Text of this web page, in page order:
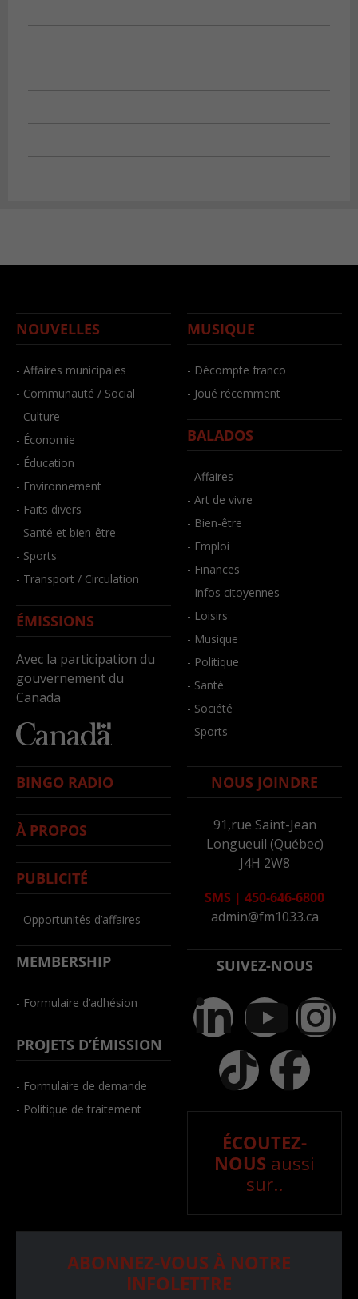
NOUVELLES
- Affaires municipales
- Communauté / Social
- Culture
- Économie
- Éducation
- Environnement
- Faits divers
- Santé et bien-être
- Sports
- Transport / Circulation
ÉMISSIONS
Avec la participation du
gouvernement du
Canada
MUSIQUE
- Décompte franco
- Joué récemment
BALADOS
- Affaires
- Art de vivre
- Bien-être
- Emploi
- Finances
- Infos citoyennes
- Loisirs
- Musique
- Politique
- Santé
- Société
- Sports
BINGO RADIO
À PROPOS
PUBLICITÉ
- Opportunités d’affaires
MEMBERSHIP
- Formulaire d’adhésion
PROJETS D’ÉMISSION
- Formulaire de demande
- Politique de traitement
NOUS JOINDRE
91,rue Saint-Jean
Longueuil (Québec)
J4H 2W8
SMS | 450-646-6800
admin@fm1033.ca
SUIVEZ-NOUS
ÉCOUTEZ-
NOUS aussi
sur..
ABONNEZ-VOUS À NOTRE
INFOLETTRE